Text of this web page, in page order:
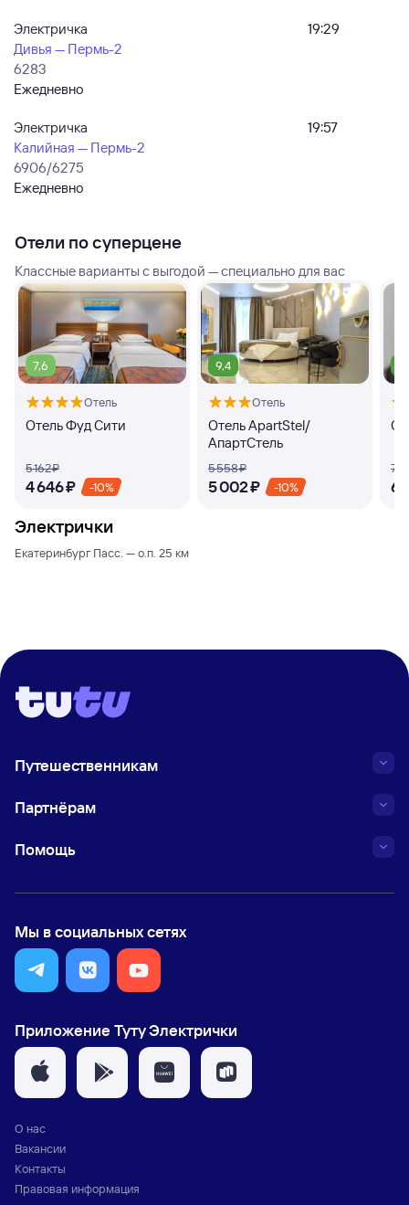
Электричка
Дивья — Пермь-2
6283
Ежедневно
19:29
Электричка
Калийная — Пермь-2
6906/6275
Ежедневно
19:57
Отели по суперцене
Классные варианты с выгодой — специально для вас
7,6
Отель
Отель Фуд Сити
5 ⁠162 ⁠₽
4 ⁠646 ⁠₽ -10%
9,4
Отель
Отель ApartStel/
АпартСтель
5 ⁠558 ⁠₽
5 ⁠002 ⁠₽ -10%
7
6
Электрички
Екатеринбург Пасс. — о.п. 25 км
Путешественникам
Партнёрам
Помощь
Мы в социальных сетях
Приложение Туту Электрички
О нас
Вакансии
Контакты
Правовая информация